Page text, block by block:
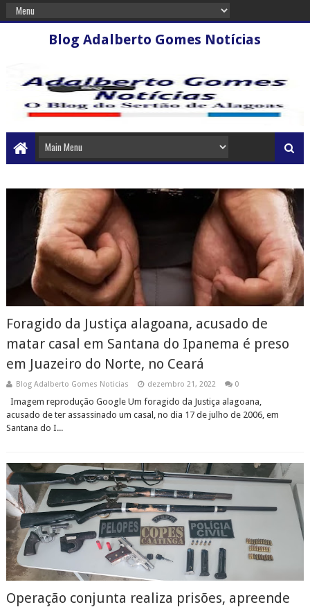
Blog Adalberto Gomes Notícias
Foragido da Justiça alagoana, acusado de
matar casal em Santana do Ipanema é preso
em Juazeiro do Norte, no Ceará
Blog Adalberto Gomes Noticias dezembro 21, 2022 0
Imagem reprodução Google Um foragido da Justiça alagoana,
acusado de ter assassinado um casal, no dia 17 de julho de 2006, em
Santana do I...
Operação conjunta realiza prisões, apreende